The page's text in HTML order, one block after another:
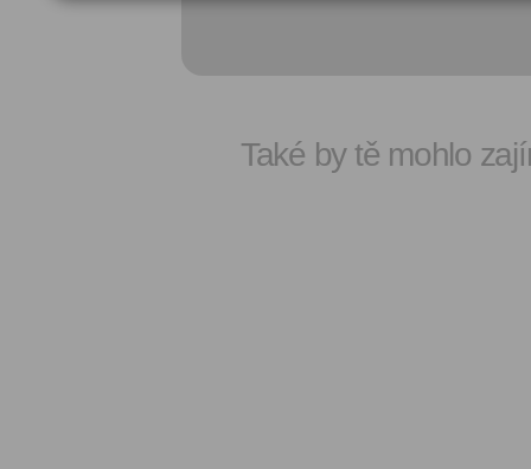
Také by tě mohlo